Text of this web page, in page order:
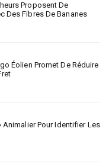
Proposent De
Des Fibres De Bananes
Éolien Promet De Réduire
Animalier Pour Identifier Les